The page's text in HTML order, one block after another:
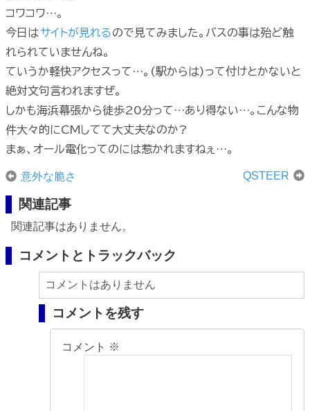
コワコワ…。
今日はサイトが見れる ので見てみました。バスの事は殆ど触
れられていませんね。
ていうか軽快アクセスって…。(駅からは)って付けとかないと
絶対文句言われますぜ。
しかも海浜幕張から徒歩20分って…あり得ない…。こんな物
件大々的にCMしてて大丈夫なのか?
まぁ、オール電化ってのには惹かれますねぇ…。
意外な脆さ QSTEER
関連記事
関連記事はありません。
コメントとトラックバック
コメントはありません
コメントを残す
コメント ※